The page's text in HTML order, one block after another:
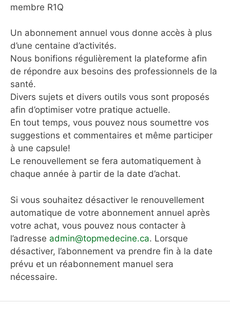
membre R1Q
Un abonnement annuel vous donne accès à plus
d’une centaine d’activités.
Nous bonifions régulièrement la plateforme afin
de répondre aux besoins des professionnels de la
santé.
Divers sujets et divers outils vous sont proposés
afin d’optimiser votre pratique actuelle.
En tout temps, vous pouvez nous soumettre vos
suggestions et commentaires et même participer
à une capsule!
Le renouvellement se fera automatiquement à
chaque année à partir de la date d’achat.
Si vous souhaitez désactiver le renouvellement
automatique de votre abonnement annuel après
votre achat, vous pouvez nous contacter à
l’adresse admin@topmedecine.ca. Lorsque
désactiver, l’abonnement va prendre fin à la date
prévu et un réabonnement manuel sera
nécessaire.